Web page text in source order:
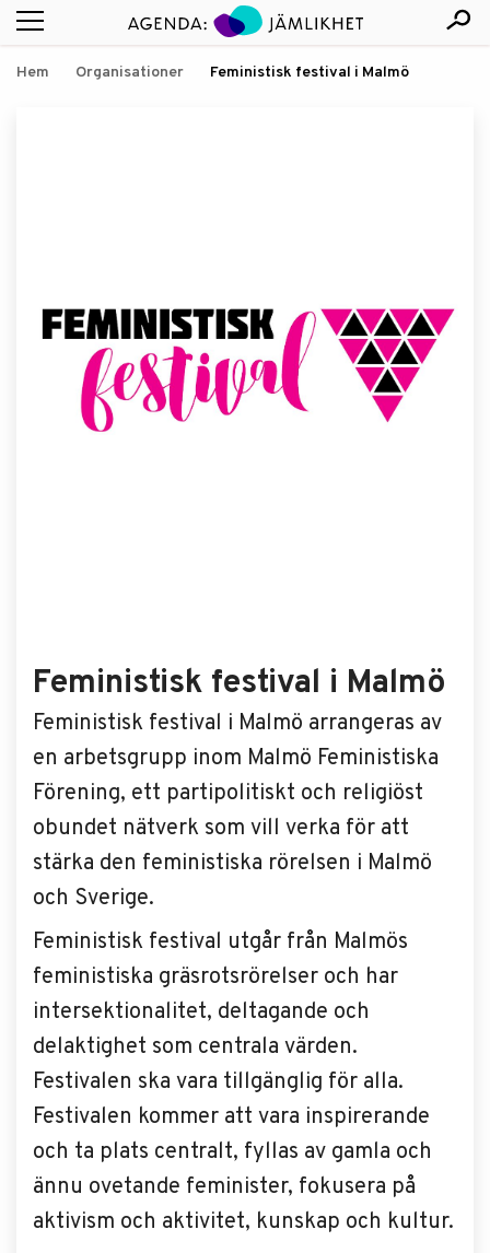
Hem Organisationer Feministisk festival i Malmö
Feministisk festival i Malmö
Feministisk festival i Malmö arrangeras av
en arbetsgrupp inom Malmö Feministiska
Förening, ett partipolitiskt och religiöst
obundet nätverk som vill verka för att
stärka den feministiska rörelsen i Malmö
och Sverige.
Feministisk festival utgår från Malmös
feministiska gräsrotsrörelser och har
intersektionalitet, deltagande och
delaktighet som centrala värden.
Festivalen ska vara tillgänglig för alla.
Festivalen kommer att vara inspirerande
och ta plats centralt, fyllas av gamla och
ännu ovetande feminister, fokusera på
aktivism och aktivitet, kunskap och kultur.